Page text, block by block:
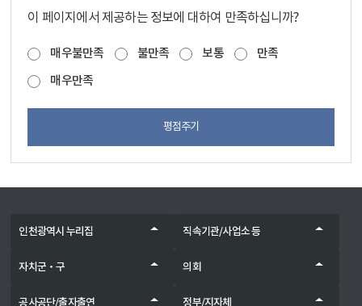
이 페이지에서 제공하는 정보에 대하여 만족하십니까?
매우불만족 불만족 보통
만족
매우만족
평점주기
인천광역시 누리집 직속기관/사업소 등
자치군‧구 의회
공사공단/출자출연 정부/지자체